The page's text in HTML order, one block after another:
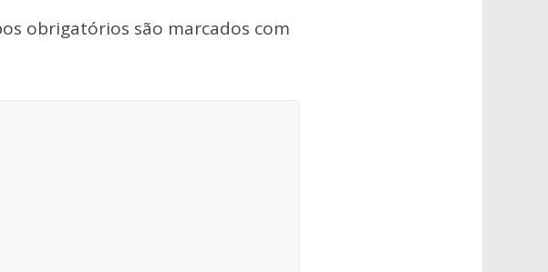
obrigatórios são marcados com